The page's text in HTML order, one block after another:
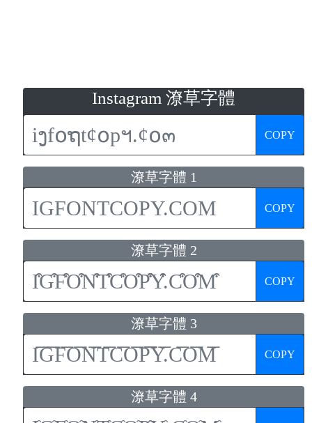
Instagram 潦草字體
COPY
潦草字體 1
COPY
潦草字體 2
COPY
潦草字體 3
COPY
潦草字體 4